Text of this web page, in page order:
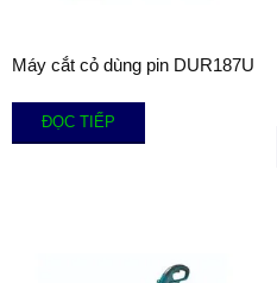
Máy cắt cỏ dùng pin DUR187U
ĐỌC TIẾP